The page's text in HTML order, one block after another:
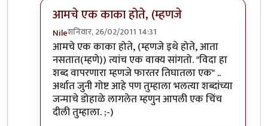
आमचे एक काका होते, (म्हणजे
Nileशनिवार, 26/02/2011 14:31
In reply toविदा म्हणजे डेटा.. हे ठीक..byगवि
आमचे एक काका होते, (म्हणजे इथे होते, आता
नसतात(म्हणे)) त्यांच एक वाक्य सांगतो. "विदा हा
शब्द वापरणारा म्हणजे फारतर तिघातला एक" ..
अर्थात जुनी गोष्ट आहे पण तुम्हाला भलत्या शब्दांच्या
जन्माचे डोहाळे लागलेत म्हणुन आपली एक चिंच
दीली तुम्हाला. ;-)